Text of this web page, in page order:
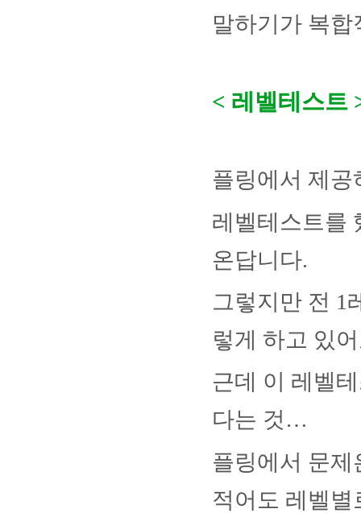
말하기가 복
< 레벨테스트
플링에서 제
레벨테스트를
온답니다.
그렇지만 전 1
렇게 하고 있
근데 이 레벨
다는 것 …
플링에서 문
적어도 레벨